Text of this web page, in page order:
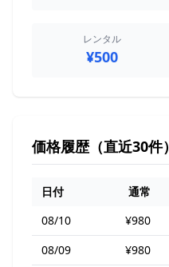
レンタル
¥500
価格履歴（直近30件）
日付 通常
08/10
¥980
08/09
¥980